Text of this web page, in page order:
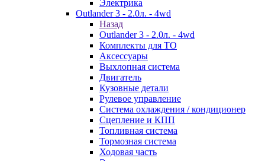
Электрика
Outlander 3 - 2.0л. - 4wd
Назад
Outlander 3 - 2.0л. - 4wd
Комплекты для ТО
Аксессуары
Выхлопная система
Двигатель
Кузовные детали
Рулевое управление
Система охлаждения / кондиционер
Сцепление и КПП
Топливная система
Тормозная система
Ходовая часть